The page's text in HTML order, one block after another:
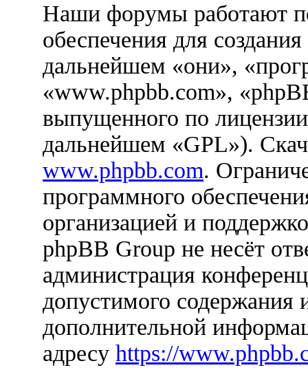
Наши форумы работают
обеспечения для
дальнейшем «они»,
«www.phpbb.com»,
выпущенного по
дальнейшем «GPL»).
www.phpbb.com.
программного
организацией и
phpBB Group не несёт
администрация
допустимого содержания
дополнительной
адресу https://